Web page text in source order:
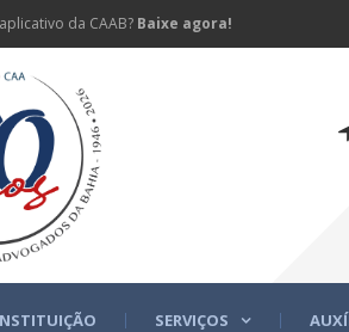
da CAAB? Baixe agora!
SERVIÇOS